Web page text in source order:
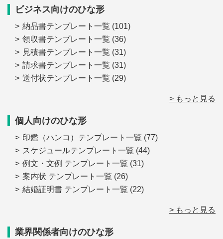
ビジネス向けのひな形
納品書テンプレート一覧 (101)
領収書テンプレート一覧 (36)
見積書テンプレート一覧 (31)
請求書テンプレート一覧 (31)
送付状テンプレート一覧 (29)
> もっと見る
個人向けのひな形
印鑑（ハンコ）テンプレート一覧 (77)
スケジュールテンプレート一覧 (44)
例文・文例 テンプレート一覧 (31)
案内状 テンプレート一覧 (26)
結婚証明書 テンプレート一覧 (22)
> もっと見る
業界関係者向けのひな形